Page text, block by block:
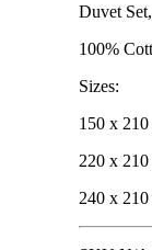
Duvet
100%
Sizes:
150 x 210
220 x 210
240 x 210